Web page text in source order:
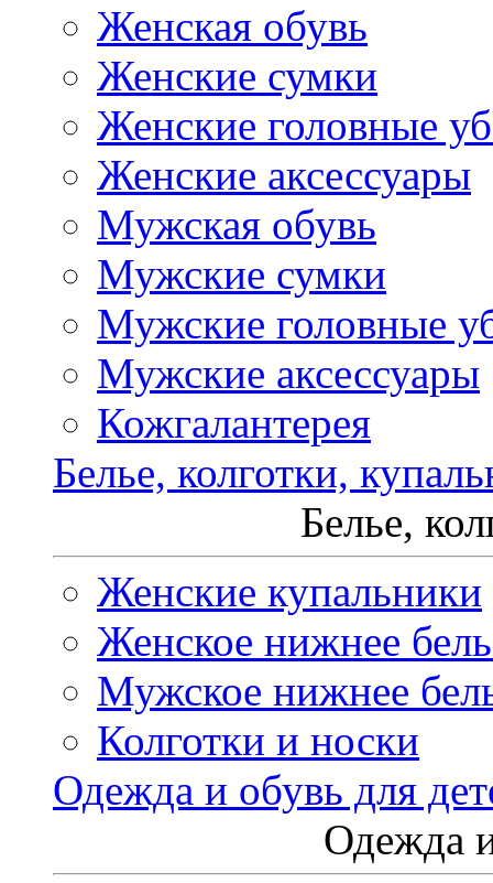
Женская обувь
Женские сумки
Женские головные
Женские аксессуары
Мужская обувь
Мужские сумки
Мужские головные
Мужские аксессуары
Кожгалантерея
Белье, колготки,
Белье,
Женские купальники
Женское нижнее
Мужское нижнее
Колготки и носки
Одежда и обувь для
Одежда